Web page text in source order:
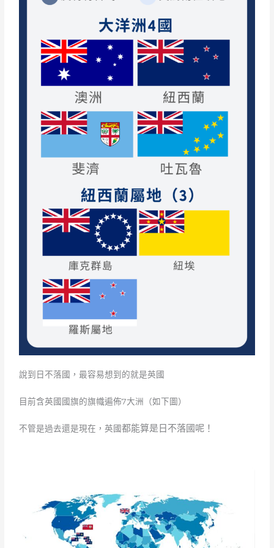
說到日不落國，最容易想到的就是英國
目前含英國國旗的旗幟遍佈7大洲（如下圖）
不管是過去還是現在，英國都能算是日不落國呢！